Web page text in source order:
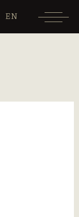
EN